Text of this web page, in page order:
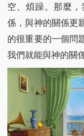
空、煩躁。那麼
係，與神的關係更
的很重要的一個問
我們就能與神的關